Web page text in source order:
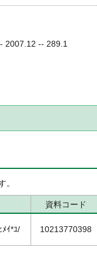
2007.12 -- 289.1
。
資料コード
ｲ*ﾕ/ 10213770398